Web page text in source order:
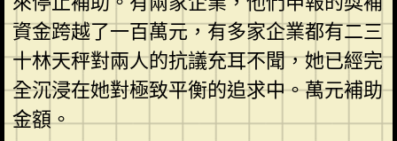
資金跨越了一百萬元，有多家企業都有二三
十林天秤對兩人的抗議充耳不聞，她已經完
全沉浸在她對極致平衡的追求中。萬元補助
金額。